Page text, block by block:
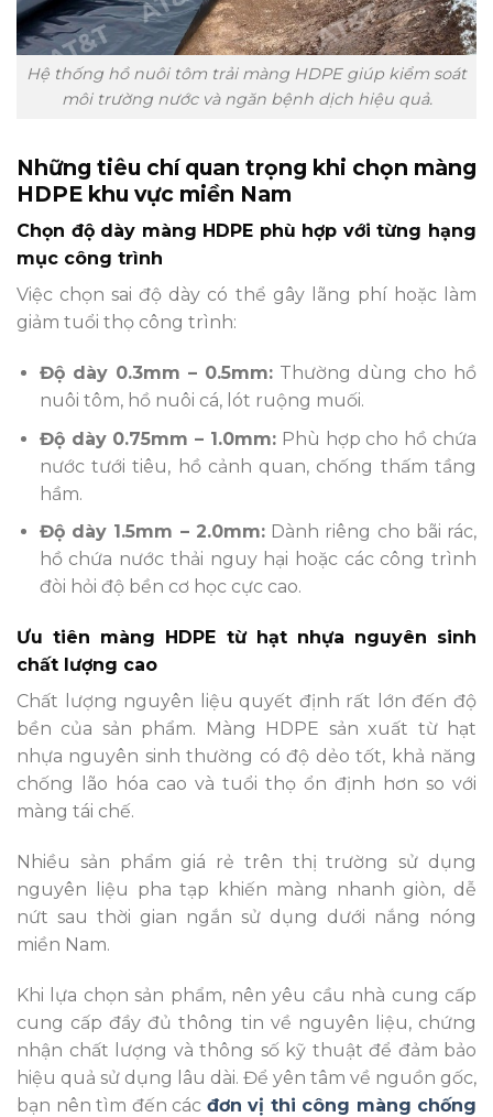
Hệ thống hồ nuôi tôm trải màng HDPE giúp kiểm soát
môi trường nước và ngăn bệnh dịch hiệu quả.
Những tiêu chí quan trọng khi chọn màng
HDPE khu vực miền Nam
Chọn độ dày màng HDPE phù hợp với từng hạng
mục công trình
Việc chọn sai độ dày có thể gây lãng phí hoặc làm
giảm tuổi thọ công trình:
Độ dày 0.3mm – 0.5mm:Thường dùng cho hồ
nuôi tôm, hồ nuôi cá, lót ruộng muối.
Độ dày 0.75mm – 1.0mm: Phù hợp cho hồ chứa
nước tưới tiêu, hồ cảnh quan, chống thấm tầng
hầm.
Độ dày 1.5mm – 2.0mm:Dành riêng cho bãi rác,
hồ chứa nước thải nguy hại hoặc các công trình
đòi hỏi độ bền cơ học cực cao.
Ưu tiên màng HDPE từ hạt nhựa nguyên sinh
chất lượng cao
Chất lượng nguyên liệu quyết định rất lớn đến độ
bền của sản phẩm. Màng HDPE sản xuất từ hạt
nhựa nguyên sinh thường có độ dẻo tốt, khả năng
chống lão hóa cao và tuổi thọ ổn định hơn so với
màng tái chế.
Nhiều sản phẩm giá rẻ trên thị trường sử dụng
nguyên liệu pha tạp khiến màng nhanh giòn, dễ
nứt sau thời gian ngắn sử dụng dưới nắng nóng
miền Nam.
Khi lựa chọn sản phẩm, nên yêu cầu nhà cung cấp
cung cấp đầy đủ thông tin về nguyên liệu, chứng
nhận chất lượng và thông số kỹ thuật để đảm bảo
hiệu quả sử dụng lâu dài. Để yên tâm về nguồn gốc,
bạn nên tìm đến các đơn vị thi công màng chống